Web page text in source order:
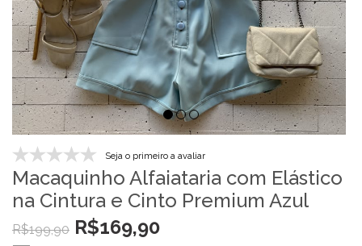
Seja o primeiro a avaliar
Macaquinho Alfaiataria com Elástico
na Cintura e Cinto Premium Azul
R$199,90 R$169,90